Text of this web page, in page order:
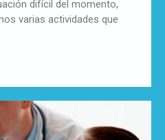
difícil del momento,
varias actividades que